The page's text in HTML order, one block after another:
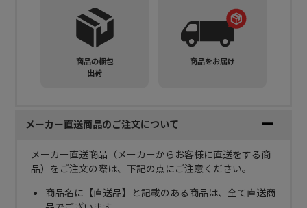
商品の梱包
出荷
商品をお届け
メーカー直送商品のご注文について
メーカー直送商品（メーカーからお客様に直送をする商
品）をご注文の際は、下記の点にご注意ください。
商品名に【直送品】と記載のある商品は、全て直送商